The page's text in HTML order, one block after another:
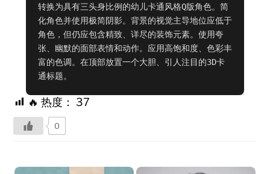
转换为具有三头身比例的幼儿卡通风格Q版角色。简
化角色并使用极简阴影。背景的视觉主导地位应低于
角色，但仍应包含精致、详尽的装饰元素。使用夸
张、幽默的面部表情和动作。应用高饱和度、色彩丰
富的色调。在顶部放置一个大胆、引人注目的3D卡
通标题。
🔥 热度： 37
0